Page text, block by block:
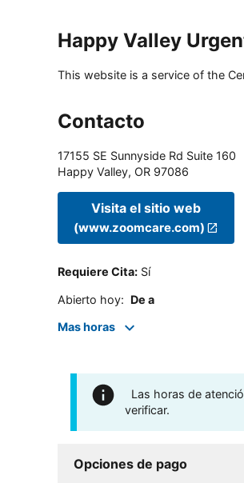
Happy Valley
This website is a service of the
Contacto
17155 SE Sunnyside Rd Suite 160
Happy Valley, OR 97086
Visita el sitio web
(www.zoomcare.com)
Requiere Cita: Sí
Abierto hoy: De a
Mas horas
Las horas de
verificar.
Opciones de pago